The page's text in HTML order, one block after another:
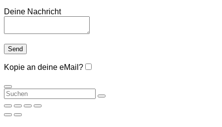
Deine Nachricht
Kopie an deine eMail?